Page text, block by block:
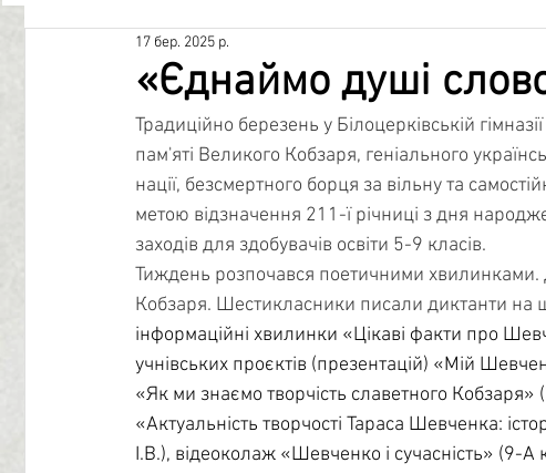
СТОП-Булінг! Методична робота
Профорієнтація Бібліотечний центр Психологічна
Учнівське самоврядування
«Єднаймо душі
17 бер. 2025 р.
Традиційно березень у Білоцерківській
пам'яті Великого Кобзаря, геніального
нації, безсмертного борця за вільну та
метою відзначення 211-ї річниці з дня
заходів для здобувачів освіти 5-9 класів.
Тиждень розпочався поетичними хвилинками.
Кобзаря. Шестикласники писали диктанти на
інформаційні хвилинки «Цікаві факти про
учнівських проєктів (презентацій) «Мій
«Як ми знаємо творчість славетного
«Актуальність творчості Тараса Шевченка:
І.В.), відеоколаж «Шевченко і сучасність» (9-